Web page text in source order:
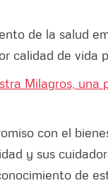
de la salud
calidad de vida
Milagros, una
con el
y sus
de